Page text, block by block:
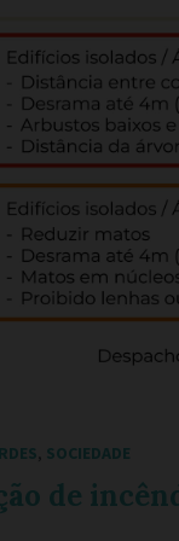
, SOCIEDADE
de